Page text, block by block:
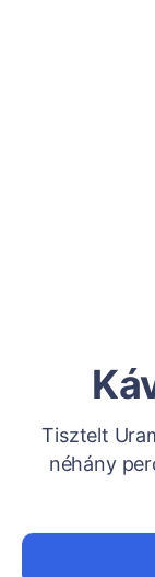
Tisztelt
néhány